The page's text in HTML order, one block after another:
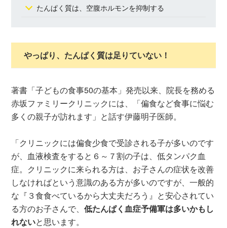
たんぱく質は、空腹ホルモンを抑制する
やっぱり、たんぱく質は足りていない！
著書「子どもの食事50の基本」発売以来、院長を務める
赤坂ファミリークリニックには、「偏食など食事に悩む
多くの親子が訪れます」と話す伊藤明子医師。
「クリニックには偏食少食で受診される子が多いのです
が、血液検査をすると６～７割の子は、低タンパク血
症。クリニックに来られる方は、お子さんの症状を改善
しなければという意識のある方が多いのですが、一般的
な『３食食べているから大丈夫だろう』と安心されてい
る方のお子さんで、低たんぱく血症予備軍は多いかもし
れないと思います。